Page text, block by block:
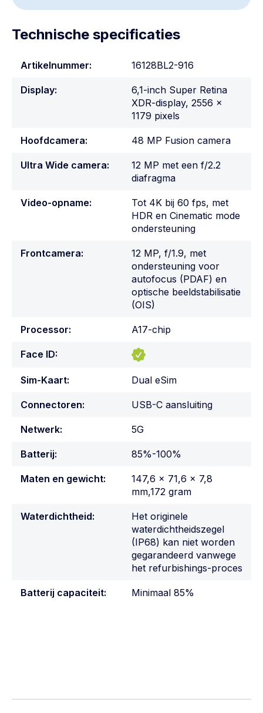
Technische specificaties
Artikelnummer: 16128BL2-916
Display:
6,1-inch Super Retina
XDR-display, 2556 x
1179 pixels
Hoofdcamera: 48 MP Fusion camera
Ultra Wide camera:
12 MP met een f/2.2
diafragma
Video-opname:
Tot 4K bij 60 fps, met
HDR en Cinematic mode
ondersteuning
Frontcamera:
12 MP, f/1.9, met
ondersteuning voor
autofocus (PDAF) en
optische beeldstabilisatie
(OIS)
Processor: A17-chip
Face ID:
Sim-Kaart: Dual eSim
Connectoren: USB-C aansluiting
Netwerk: 5G
Batterij: 85%-100%
Maten en gewicht:
147,6 x 71,6 x 7,8
mm,172 gram
Waterdichtheid:
Het originele
waterdichtheidszegel
(IP68) kan niet worden
gegarandeerd vanwege
het refurbishings-proces
Batterij capaciteit: Minimaal 85%